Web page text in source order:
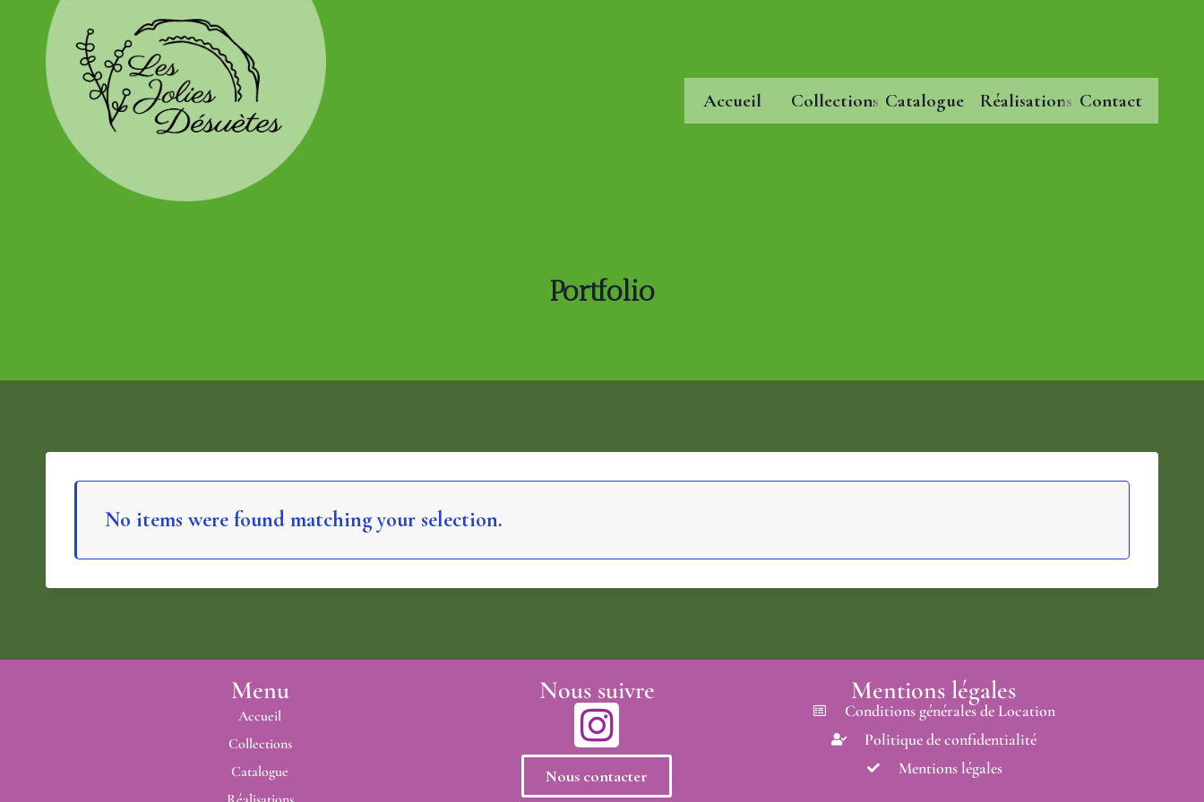
Accueil Collections Catalogue Réalisations Contact
Portfolio
No items were found matching your selection.
Menu
Accueil
Collections
Catalogue
Nous suivre
Nous contacter
Mentions légales
Conditions générales de Location
Politique de confidentialité
Mentions légales